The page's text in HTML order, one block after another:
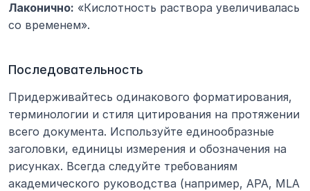
Лаконично: «Кислотность раствора увеличивалась
со временем».
Последовательность
Придерживайтесь одинакового форматирования,
терминологии и стиля цитирования на протяжении
всего документа. Используйте единообразные
заголовки, единицы измерения и обозначения на
рисунках. Всегда следуйте требованиям
академического руководства (например, APA, MLA